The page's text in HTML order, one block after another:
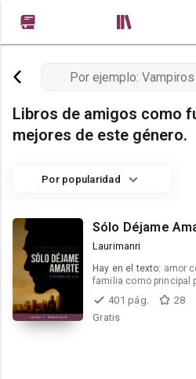
Libros de amigos como
mejores de este género.
Por popularidad
Sólo Déjame
Laurimanri
Hay en el texto: amor
familia como principal
401 pág.
28
Gratis